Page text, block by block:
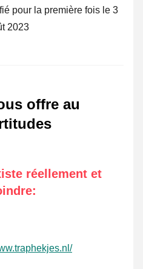
pour la première fois le 3
2023
offre au
réellement et
: